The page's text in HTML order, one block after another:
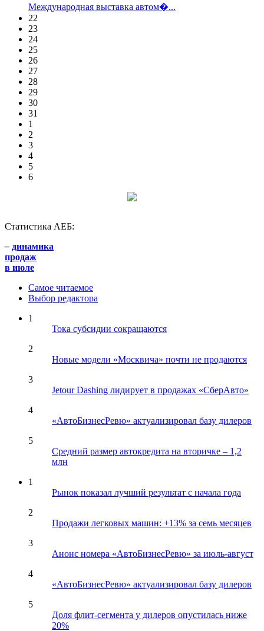
Международная выставка автом�...
22
23
24
25
26
27
28
29
30
31
1
2
3
4
5
6
Статистика АЕБ:
– динамика
продаж
в июле
Самое читаемое
Выбор редактора
1
Тока субсидии сокращаются
2
Новые модели «Москвича» почти не продаются
3
Jetour Dashing лидирует в продажах «СберАвто»
4
«АвтоБизнесРевю» актуализировал базу дилеров
5
Средний размер автокредита на вторичке – 1,2
млн
1
Рынок показал лучший результат с начала года
2
Продажи легковых машин: +13% за семь месяцев
3
Анонс номера «АвтоБизнесРевю» за июль-август
4
«АвтоБизнесРевю» актуализировал базу дилеров
5
Доля флит-сегмента у дилеров опустилась ниже
20%